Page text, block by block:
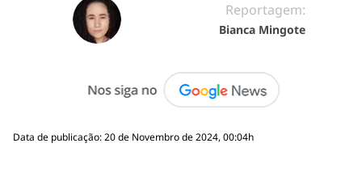
Reportagem:
Bianca Mingote
Data de publicação: 20 de Novembro de 2024, 00:04h